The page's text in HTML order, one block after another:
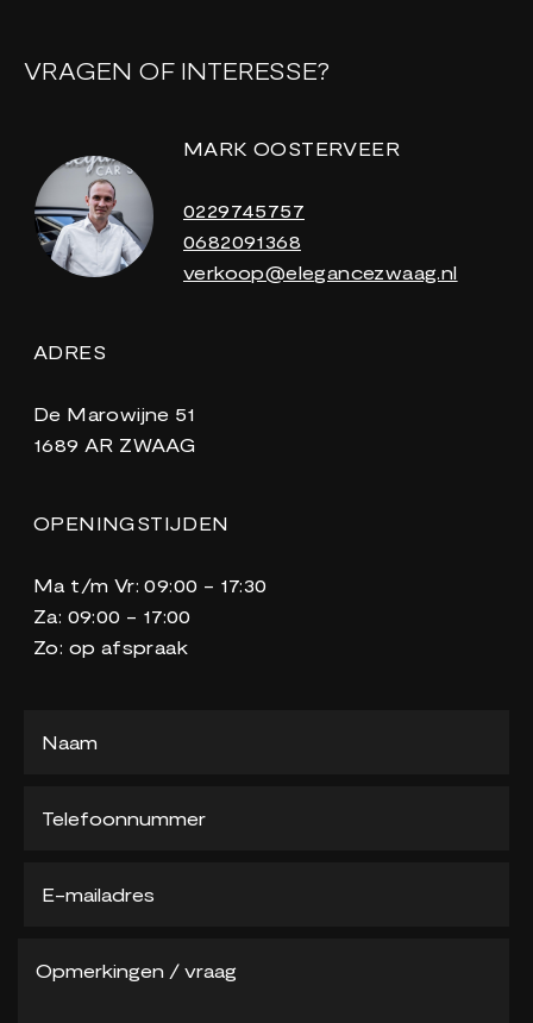
VRAGEN OF INTERESSE?
MARK OOSTERVEER
0229745757
0682091368
verkoop@elegancezwaag.nl
ADRES
De Marowijne 51
1689 AR ZWAAG
OPENINGSTIJDEN
Ma t/m Vr: 09:00 - 17:30
Za: 09:00 - 17:00
Zo: op afspraak